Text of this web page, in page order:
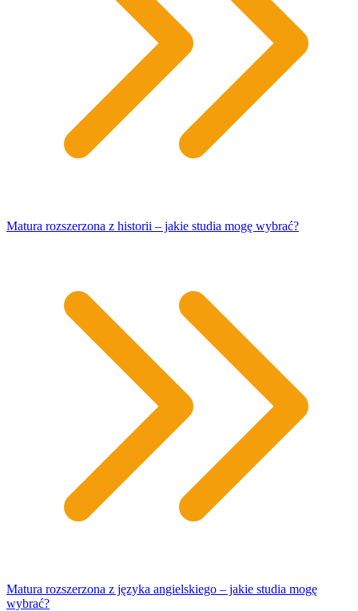
Matura rozszerzona z historii – jakie studia mogę wybrać?
Matura rozszerzona z języka angielskiego – jakie studia mogę
wybrać?